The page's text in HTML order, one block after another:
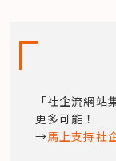
「社企流網
更多可能！
→馬上支持社